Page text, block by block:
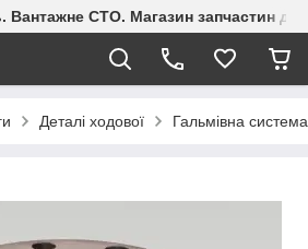
Вантажне СТО. Магазин запчастин
Деталі ходової Гальмівна система